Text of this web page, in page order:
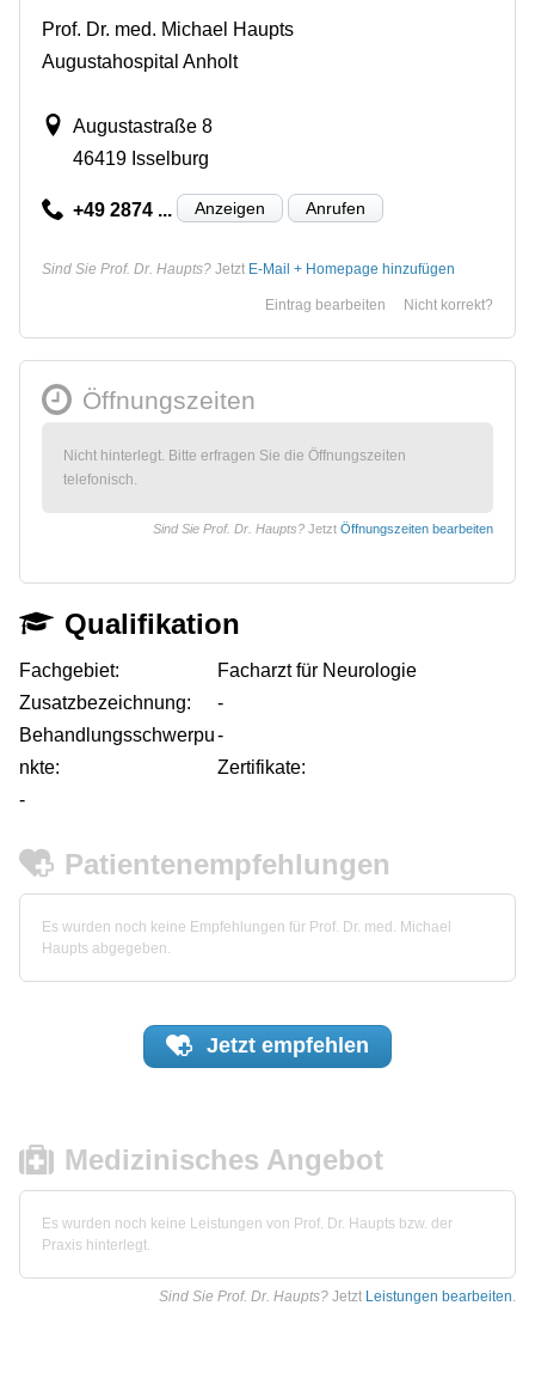
Prof. Dr. med. Michael Haupts
Augustahospital Anholt
Augustastraße 8
46419 Isselburg
+49 2874 ... Anzeigen Anrufen
Sind Sie Prof. Dr. Haupts? Jetzt E-Mail + Homepage hinzufügen
Nicht korrekt?
Eintrag bearbeiten
Öffnungszeiten
Nicht hinterlegt. Bitte erfragen Sie die Öffnungszeiten
telefonisch.
Sind Sie Prof. Dr. Haupts? Jetzt Öffnungszeiten bearbeiten
Qualifikation
Fachgebiet:
Facharzt für Neurologie
Zusatzbezeichnung:
-
Behandlungsschwerpu
nkte:
-
Zertifikate:
-
Patientenempfehlungen
Es wurden noch keine Empfehlungen für Prof. Dr. med. Michael
Haupts abgegeben.
Jetzt empfehlen
Medizinisches Angebot
Es wurden noch keine Leistungen von Prof. Dr. Haupts bzw. der
Praxis hinterlegt.
Sind Sie Prof. Dr. Haupts? Jetzt Leistungen bearbeiten.